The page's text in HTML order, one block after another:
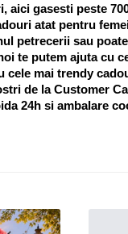
gasesti peste
atat pentru
petrecerii sau
te putem ajuta cu
cele mai trendy
de la Customer
24h si ambalare